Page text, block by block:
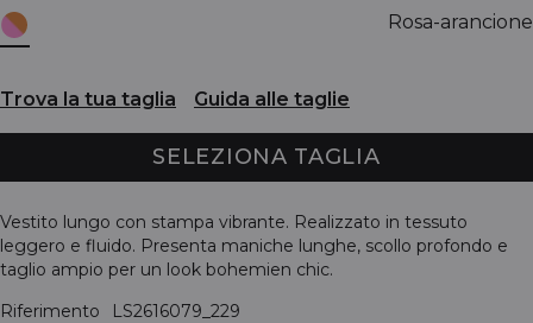
Rosa-arancione
Trova la tua taglia Guida alle taglie
SELEZIONA TAGLIA
Vestito lungo con stampa vibrante. Realizzato in tessuto
leggero e fluido. Presenta maniche lunghe, scollo profondo e
taglio ampio per un look bohemien chic.
Riferimento
LS2616079_229